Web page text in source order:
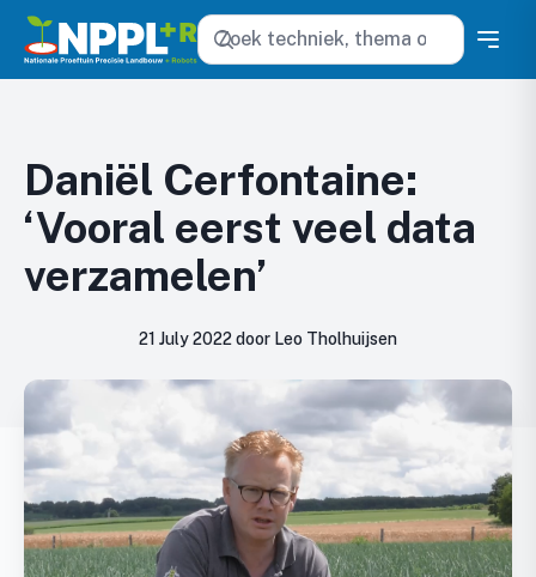
Zoeken
Daniël Cerfontaine:
‘Vooral eerst veel data
verzamelen’
21 July 2022 door Leo Tholhuijsen